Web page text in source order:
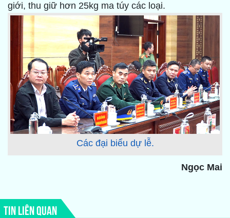
giới, thu giữ hơn 25kg ma túy các loại.
Các đại biểu dự lễ.
Ngọc Mai
TIN LIÊN QUAN